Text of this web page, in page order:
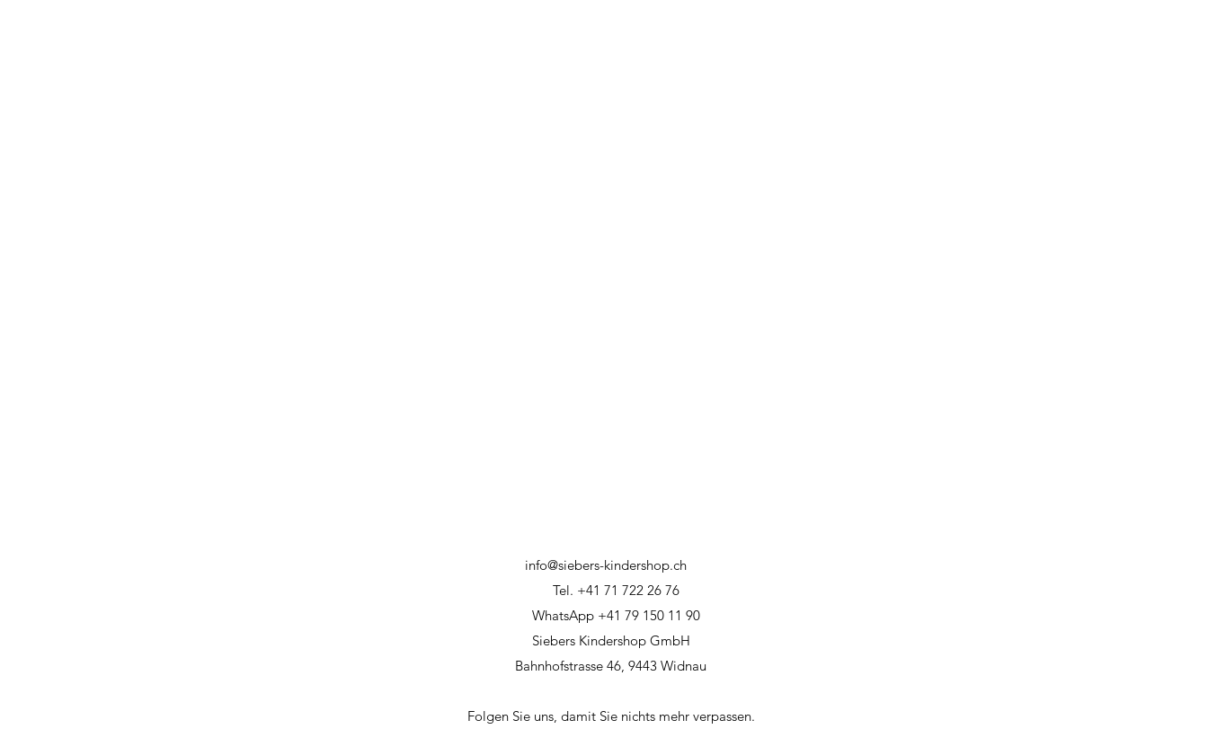
Tel. +41 71 722 26 76
WhatsApp +41 79 150 11 90
info@siebers-kindershop.ch
Siebers Kindershop GmbH
Bahnhofstrasse 46, 9443 Widnau
Folgen Sie uns, damit Sie nichts mehr verpassen.